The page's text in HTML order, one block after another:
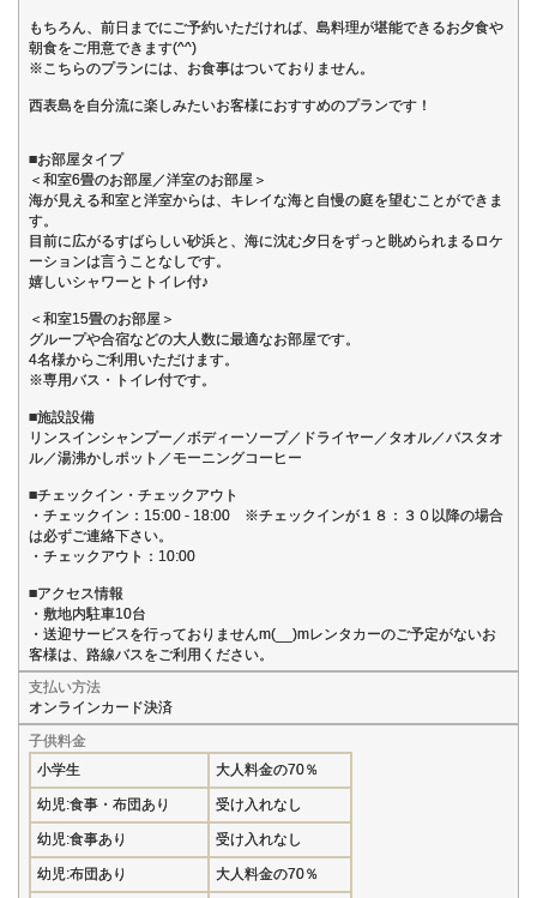
もちろん、前日までにご予約いただければ、島料理が堪能できるお夕食や
朝食をご用意できます(^^)
※こちらのプランには、お食事はついておりません。
西表島を自分流に楽しみたいお客様におすすめのプランです！
■お部屋タイプ
＜和室6畳のお部屋／洋室のお部屋＞
海が見える和室と洋室からは、キレイな海と自慢の庭を望むことができま
す。
目前に広がるすばらしい砂浜と、海に沈む夕日をずっと眺められまるロケ
ーションは言うことなしです。
嬉しいシャワーとトイレ付♪
＜和室15畳のお部屋＞
グループや合宿などの大人数に最適なお部屋です。
4名様からご利用いただけます。
※専用バス・トイレ付です。
■施設設備
リンスインシャンプー／ボディーソープ／ドライヤー／タオル／バスタオ
ル／湯沸かしポット／モーニングコーヒー
■チェックイン・チェックアウト
・チェックイン：15:00 - 18:00 ※チェックインが１８：３０以降の場合
は必ずご連絡下さい。
・チェックアウト：10:00
■アクセス情報
・敷地内駐車10台
・送迎サービスを行っておりませんm(__)mレンタカーのご予定がないお
客様は、路線バスをご利用ください。
支払い方法
オンラインカード決済
子供料金
小学生
大人料金の70％
幼児:食事・布団あり 受け入れなし
幼児:食事あり 受け入れなし
幼児:布団あり 大人料金の70％